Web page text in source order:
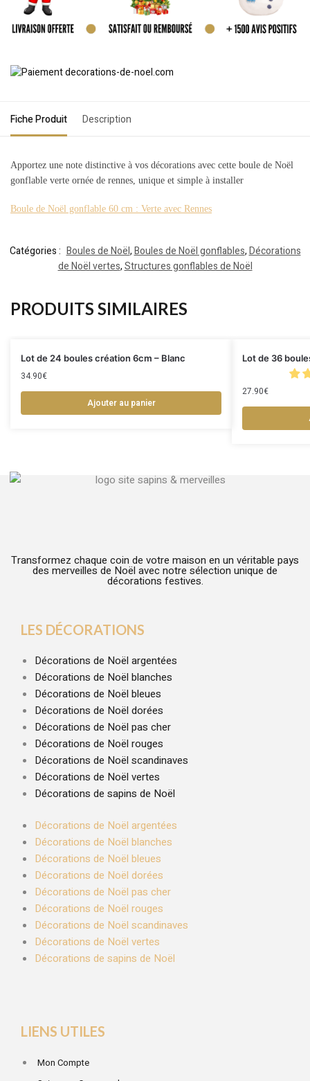
Fiche Produit Description
Apportez une note distinctive à vos décorations avec cette boule de Noël
gonflable verte ornée de rennes, unique et simple à installer
Boule de Noël gonflable 60 cm : Verte avec Rennes
Catégories : Boules de Noël,Boules de Noël gonflables,Décorations
de Noël vertes,Structures gonflables de Noël
PRODUITS SIMILAIRES
Lot de 24 boules création 6cm – Blanc
34.90€
Ajouter au panier
Lot de 36
27.90€
Transformez chaque coin de votre maison en un véritable pays
des merveilles de Noël avec notre sélection unique de
décorations festives.
LES DÉCORATIONS
Décorations de Noël argentées
Décorations de Noël blanches
Décorations de Noël bleues
Décorations de Noël dorées
Décorations de Noël pas cher
Décorations de Noël rouges
Décorations de Noël scandinaves
Décorations de Noël vertes
Décorations de sapins de Noël
Décorations de Noël argentées
Décorations de Noël blanches
Décorations de Noël bleues
Décorations de Noël dorées
Décorations de Noël pas cher
Décorations de Noël rouges
Décorations de Noël scandinaves
Décorations de Noël vertes
Décorations de sapins de Noël
LIENS UTILES
Mon Compte